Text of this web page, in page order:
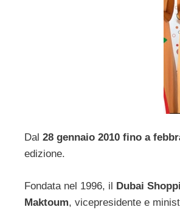
Dal 28 gennaio 2010 fino a
edizione.
Fondata nel 1996, il Dubai
Maktoum, vicepresidente e